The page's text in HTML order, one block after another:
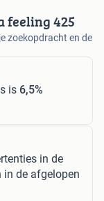
feeling 425
zoekopdracht en de
is 6,5%
in de
in de afgelopen